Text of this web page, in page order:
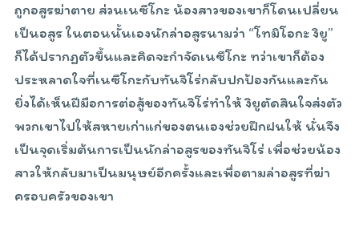
ถูกอสูรฆ่าตาย ส่วนเนซึโกะ น้องสาวของเขาก็โดนเปลี่ยน
เป็นอสูร ในตอนนั้นเองนักล่าอสูรนามว่า “โทมิโอกะ งิยู”
ก็ได้ปรากฏตัวขึ้นและคิดจะกำจัดเนซึโกะ ทว่าเขาก็ต้อง
ประหลาดใจที่เนซึโกะกับทันจิโร่กลับปกป้องกันและกัน
ยิ่งได้เห็นฝีมือการต่อสู้ของทันจิโร่ทำให้ งิยูตัดสินใจส่งตัว
พวกเขาไปให้สหายเก่าแก่ของตนเองช่วยฝึกฝนให้ นั่นจึง
เป็นจุดเริ่มต้นการเป็นนักล่าอสูรของทันจิโร่ เพื่อช่วยน้อง
สาวให้กลับมาเป็นมนุษย์อีกครั้งและเพื่อตามล่าอสูรที่ฆ่า
ครอบครัวของเขา